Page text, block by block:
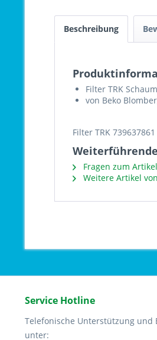
Beschreibung
Filter TRK
von Beko
Filter TRK 739637861
Fragen zum
Weitere Artikel
Service Hotline
Telefonische Unterstützung und
unter: